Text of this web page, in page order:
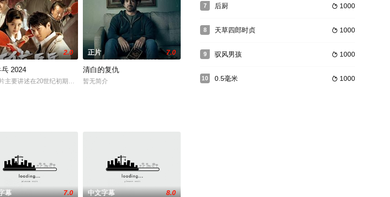
害命，最终失败走上不归路。
抑情绪、大数据掌握生活的近未来，承载情感的心脏是可以被取出的物件。一名热爱艺术、追随内心的女子
2.0
2024
主要讲述在20世纪初期，日本妄图“名正言顺”接手在华权益——通过不平等的比赛夺取领地。其中有一座清城，日本组织了一场“桌网球比赛
正片 7.0
清白的复仇
暂无简介
幕 7.0 中文字幕 8.0
7  1000
后厨
8  1000
天草四郎时贞
9  1000
驭风男孩
10  1000
0.5毫米